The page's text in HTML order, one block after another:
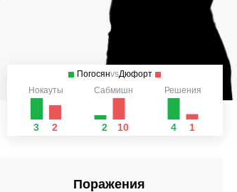
ПогосянvsДюфорт
Нокауты
3 2
Сабмишн
2 10
Решения
4 1
Поражения